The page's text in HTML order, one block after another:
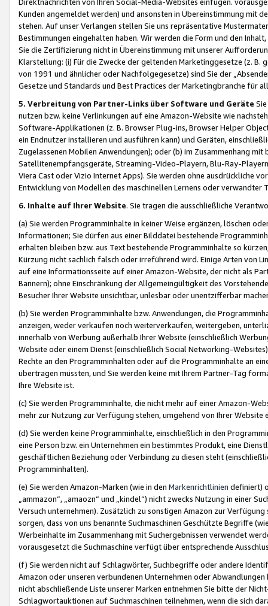
Kunden angemeldet werden) und ansonsten in Übereinstimmung mit
stehen. Auf unser Verlangen stellen Sie uns repräsentative
Bestimmungen eingehalten haben. Wir werden die Form und den
Sie die Zertifizierung nicht in Übereinstimmung mit unserer
Klarstellung: (i) Für die Zwecke der geltenden Marketinggesetze (z. B.
von 1991 und ähnlicher oder Nachfolgegesetze) sind Sie der
Gesetze und Standards und Best Practices der Marketingbranche für
5. Verbreitung von Partner-Links über Software und Geräte
nutzen bzw. keine Verlinkungen auf eine Amazon-Website wie
Software-Applikationen (z. B. Browser Plug-ins, Browser Helper
ein Endnutzer installieren und ausführen kann) und Geräten,
Zugelassenen Mobilen Anwendungen); oder (b) im Zusammenhang
Satellitenempfangsgeräte, Streaming-Video-Playern, Blu-Ray-
Viera Cast oder Vizio Internet Apps). Sie werden ohne ausdrückliche
Entwicklung von Modellen des maschinellen Lernens oder
6. Inhalte auf Ihrer Website. Sie tragen die ausschließliche
(a) Sie werden Programminhalte in keiner Weise ergänzen, löschen
Informationen; Sie dürfen aus einer Bilddatei bestehende
erhalten bleiben bzw. aus Text bestehende Programminhalte so
Kürzung nicht sachlich falsch oder irreführend wird. Einige Arten von
auf eine Informationsseite auf einer Amazon-Website, der nicht als
Bannern); ohne Einschränkung der Allgemeingültigkeit des
Besucher Ihrer Website unsichtbar, unlesbar oder unentzifferbar
(b) Sie werden Programminhalte bzw. Anwendungen, die
anzeigen, weder verkaufen noch weiterverkaufen, weitergeben,
innerhalb von Werbung außerhalb Ihrer Website (einschließlich
Website oder einem Dienst (einschließlich Social Networking-
Rechte an den Programminhalten oder auf die Programminhalte an
übertragen müssten, und Sie werden keine mit Ihrem Partner-Tag
Ihre Website ist.
(c) Sie werden Programminhalte, die nicht mehr auf einer Amazon-
mehr zur Nutzung zur Verfügung stehen, umgehend von Ihrer
(d) Sie werden keine Programminhalte, einschließlich in den
eine Person bzw. ein Unternehmen ein bestimmtes Produkt, eine
geschäftlichen Beziehung oder Verbindung zu diesen steht
Programminhalten).
(e) Sie werden Amazon-Marken (wie in den Markenrichtlinien definiert)
„ammazon“, „amaozn“ und „kindel“) nicht zwecks Nutzung in einer
Versuch unternehmen). Zusätzlich zu sonstigen Amazon zur
sorgen, dass von uns benannte Suchmaschinen Geschützte Begriffe
Werbeinhalte im Zusammenhang mit Suchergebnissen verwendet
vorausgesetzt die Suchmaschine verfügt über entsprechende
(f) Sie werden nicht auf Schlagwörter, Suchbegriffe oder andere
Amazon oder unseren verbundenen Unternehmen oder
nicht abschließende Liste unserer Marken entnehmen Sie bitte der
Schlagwortauktionen auf Suchmaschinen teilnehmen, wenn die sich